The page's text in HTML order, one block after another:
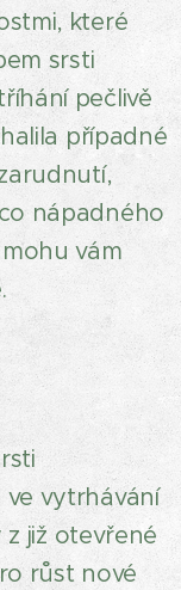
které
srsti
pečlivě
případné
nápadného
vám
ve vytrhávání
již otevřené
růst nové